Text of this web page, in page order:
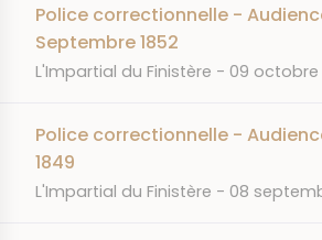
Police correctionnelle -
Septembre 1852
JOURNAL
L'Impartial du Finistère DATE
09 octobre
Police correctionnelle -
1849
JOURNAL
L'Impartial du Finistère DATE
08